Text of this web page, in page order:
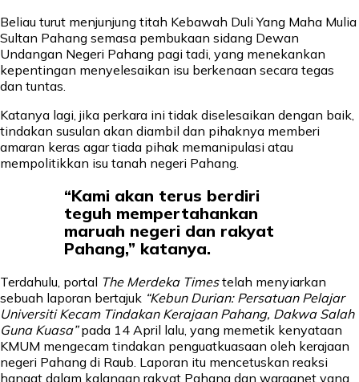
Beliau turut menjunjung titah Kebawah Duli Yang Maha Mulia
Sultan Pahang semasa pembukaan sidang Dewan
Undangan Negeri Pahang pagi tadi, yang menekankan
kepentingan menyelesaikan isu berkenaan secara tegas
dan tuntas.
Katanya lagi, jika perkara ini tidak diselesaikan dengan baik,
tindakan susulan akan diambil dan pihaknya memberi
amaran keras agar tiada pihak memanipulasi atau
mempolitikkan isu tanah negeri Pahang.
“Kami akan terus berdiri
teguh mempertahankan
maruah negeri dan rakyat
Pahang,” katanya.
Terdahulu, portal The Merdeka Timestelah menyiarkan
sebuah laporan bertajuk “Kebun Durian: Persatuan Pelajar
Universiti Kecam Tindakan Kerajaan Pahang, Dakwa Salah
Guna Kuasa”pada 14 April lalu, yang memetik kenyataan
KMUM mengecam tindakan penguatkuasaan oleh kerajaan
negeri Pahang di Raub. Laporan itu mencetuskan reaksi
hangat dalam kalangan rakyat Pahang dan warganet yang